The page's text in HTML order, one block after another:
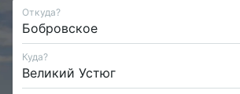
Откуда?
Куда?